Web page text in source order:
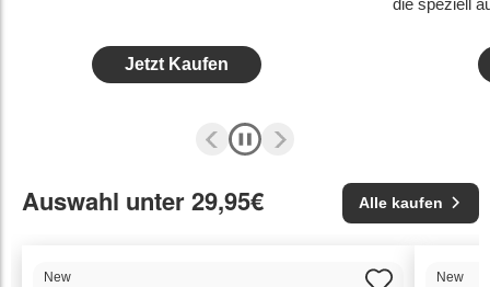
Jetzt Kaufen
die speziell
Auswahl unter 29,95€ Alle kaufen
New New